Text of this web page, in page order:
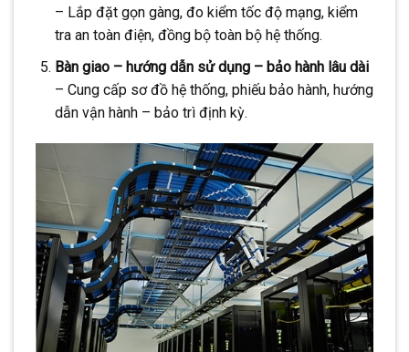
– Lắp đặt gọn gàng, đo kiểm tốc độ mạng, kiểm
tra an toàn điện, đồng bộ toàn bộ hệ thống.
Bàn giao – hướng dẫn sử dụng – bảo hành lâu dài
– Cung cấp sơ đồ hệ thống, phiếu bảo hành, hướng
dẫn vận hành – bảo trì định kỳ.